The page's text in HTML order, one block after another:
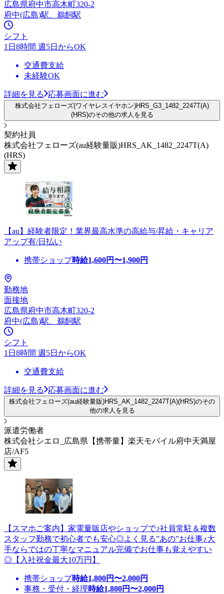
広島県府中市高木町320-2
府中(広島)駅、鵜飼駅
シフト
1日8時間 週5日からOK
交通費支給
未経験OK
詳細を見る 応募画面に進む
株式会社フェローズ(ワイヤレスイヤホン)HRS_G3_1482_2247T(A)
(HRS)のその他の求人を見る
契約社員
株式会社フェローズ(au経験量販)HRS_AK_1482_2247T(A)
(HRS)
【au】経験者限定！業界最高水準の高給与/昇給・キャリア
アップ有/日払い
携帯ショップ時給1,600円〜1,900円
勤務地
面接地
広島県府中市高木町320-2
府中(広島)駅、鵜飼駅
シフト
1日8時間 週5日からOK
交通費支給
詳細を見る 応募画面に進む
株式会社フェローズ(au経験量販)HRS_AK_1482_2247T(A)(HRS)のその
他の求人を見る
派遣労働者
株式会社シエロ_広島県【携帯量】楽天モバイル府中天満屋
店/AF5
【スマホご案内】家電量販店やショップで♪社員常駐＆複数
スタッフ勤務で初心者でも安心◎よく見る”あの”お仕事♪大
手ならではの丁寧なマニュアル完備でお仕事も覚えやすい
◎【入社祝金最大10万円】
携帯ショップ時給1,800円〜2,000円
事務・受付・経理時給1,800円〜2,000円